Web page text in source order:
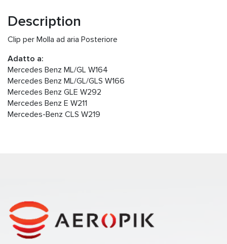
Description
Clip per Molla ad aria Posteriore
Adatto a:
Mercedes Benz ML/GL W164
Mercedes Benz ML/GL/GLS W166
Mercedes Benz GLE W292
Mercedes Benz E W211
Mercedes-Benz CLS W219